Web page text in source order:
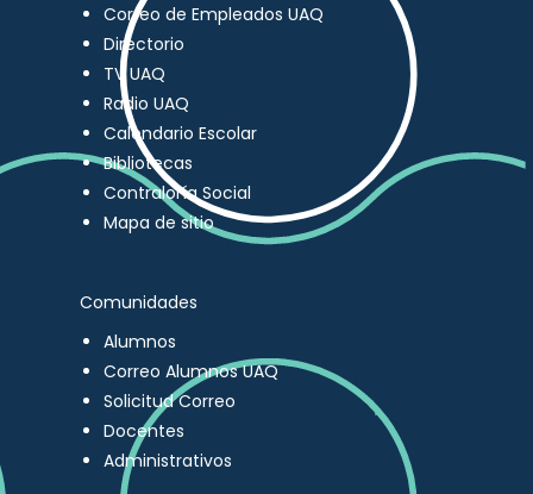
Correo de Empleados UAQ
Directorio
TV UAQ
Radio UAQ
Calendario Escolar
Bibliotecas
Contraloría Social
Mapa de sitio
Comunidades
Alumnos
Correo Alumnos UAQ
Solicitud Correo
Docentes
Administrativos